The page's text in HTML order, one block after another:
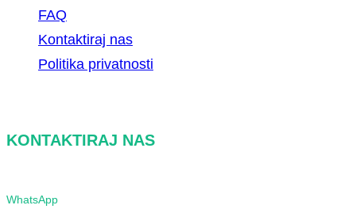
FAQ
Kontaktiraj nas
Politika privatnosti
KONTAKTIRAJ NAS
WhatsApp